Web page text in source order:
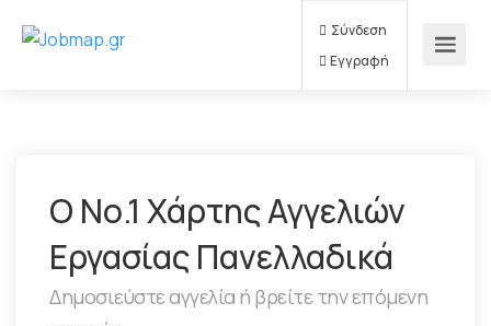
Σύνδεση
Εγγραφή
Ο Νο.1 Χάρτης Αγγελιών
Εργασίας Πανελλαδικά
Δημοσιεύστε αγγελία ή βρείτε την επόμενη